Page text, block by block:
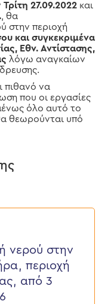
Τρίτη 27.09.2022και
, θα
στην περιοχή
και συγκεκριμένα
Εθν. Αντίστασης,
λόγω αναγκαίων
πιθανό να
που οι εργασίες
όλο αυτό το
θεωρούνται υπό
νερού στην
περιοχή
από 3